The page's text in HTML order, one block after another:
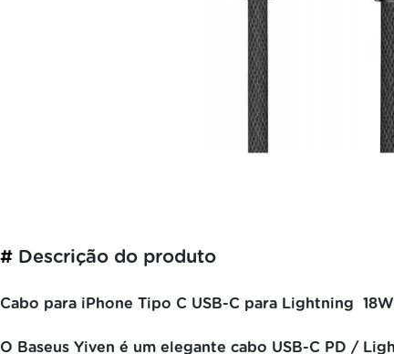
# Descrição do produto
Cabo para iPhone Tipo C USB-C para Lightning
O Baseus Yiven é um elegante cabo USB-C PD /